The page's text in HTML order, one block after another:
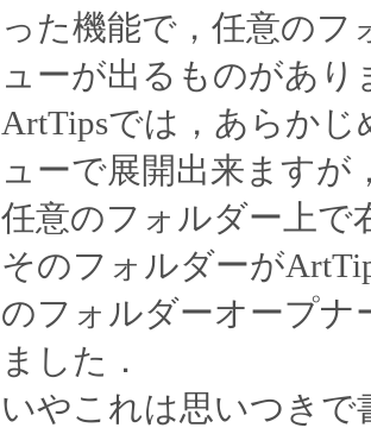
った機能で，任意のフ
ューが出るものがあり
ArtTipsでは，あらか
ューで展開出来ますが
任意のフォルダー上で
そのフォルダーが
のフォルダーオープナ
ました．
いやこれは思いつき